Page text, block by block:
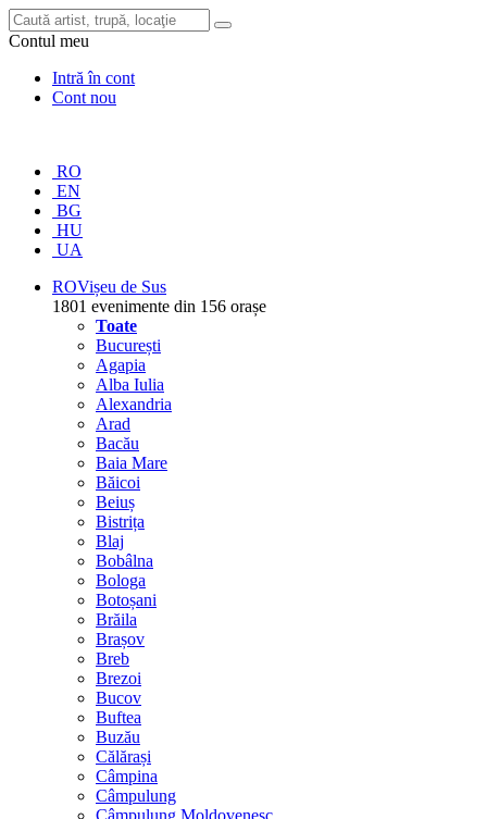
Contul meu
Intră în cont
Cont nou
RO
EN
BG
HU
UA
ROVișeu de Sus
1801 evenimente din 156 orașe
Toate
București
Agapia
Alba Iulia
Alexandria
Arad
Bacău
Baia Mare
Băicoi
Beiuș
Bistrița
Blaj
Bobâlna
Bologa
Botoșani
Brăila
Brașov
Breb
Brezoi
Bucov
Buftea
Buzău
Călărași
Câmpina
Câmpulung
Câmpulung Moldovenesc